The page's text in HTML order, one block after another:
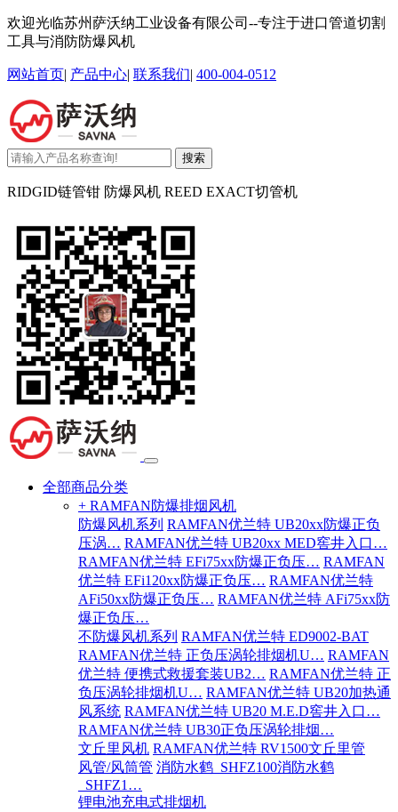
欢迎光临苏州萨沃纳工业设备有限公司--专注于进口管道切割
工具与消防防爆风机
网站首页| 产品中心| 联系我们| 400-004-0512
搜索
RIDGID链管钳 防爆风机 REED EXACT切管机
全部商品分类
+ RAMFAN防爆排烟风机
防爆风机系列 RAMFAN优兰特 UB20xx防爆正负
压涡… RAMFAN优兰特 UB20xx MED窖井入口…
RAMFAN优兰特 EFi75xx防爆正负压… RAMFAN
优兰特 EFi120xx防爆正负压… RAMFAN优兰特
AFi50xx防爆正负压… RAMFAN优兰特 AFi75xx防
爆正负压…
不防爆风机系列 RAMFAN优兰特 ED9002-BAT
RAMFAN优兰特 正负压涡轮排烟机U… RAMFAN
优兰特 便携式救援套装UB2… RAMFAN优兰特 正
负压涡轮排烟机U… RAMFAN优兰特 UB20加热通
风系统 RAMFAN优兰特 UB20 M.E.D窖井入口…
RAMFAN优兰特 UB30正负压涡轮排烟…
文丘里风机 RAMFAN优兰特 RV1500文丘里管
风管/风筒管 消防水鹤_SHFZ100消防水鹤
_SHFZ1…
锂电池充电式排烟机